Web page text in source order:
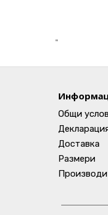
"
Общи
Доставка
Размери